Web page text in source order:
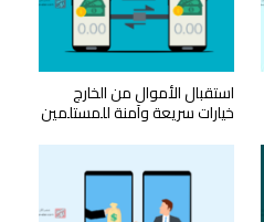
استقبال الأموال من الخارج
خيارات سريعة وآمنة للمستلمين